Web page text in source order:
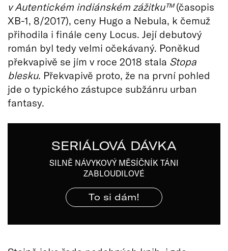
v Autentickém indiánském zážitku™(časopis
XB-1, 8/2017), ceny Hugo a Nebula, k čemuž
přihodila i finále ceny Locus. Její debutový
román byl tedy velmi očekávaný. Poněkud
překvapivě se jím v roce 2018 stala Stopa
blesku. Překvapivě proto, že na první pohled
jde o typického zástupce subžánru urban
fantasy.
SERIÁLOVÁ DÁVKA
SILNĚ NÁVYKOVÝ MĚSÍČNÍK TÁNI
ZABLOUDILOVÉ
To si dám!